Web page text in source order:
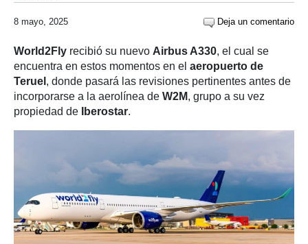
8 mayo, 2025 Deja un comentario
World2Fly recibió su nuevo Airbus A330, el cual se
encuentra en estos momentos en el aeropuerto de
Teruel , donde pasará las revisiones pertinentes antes de
incorporarse a la aerolínea de W2M, grupo a su vez
propiedad de
Iberostar.